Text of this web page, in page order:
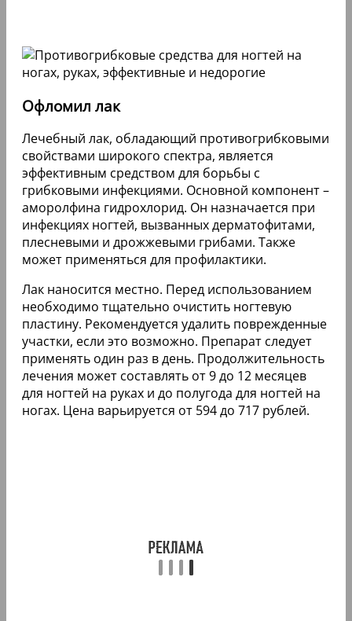
Офломил лак
Лечебный лак, обладающий противогрибковыми
свойствами широкого спектра, является
эффективным средством для борьбы с
грибковыми инфекциями. Основной компонент –
аморолфина гидрохлорид. Он назначается при
инфекциях ногтей, вызванных дерматофитами,
плесневыми и дрожжевыми грибами. Также
может применяться для профилактики.
Лак наносится местно. Перед использованием
необходимо тщательно очистить ногтевую
пластину. Рекомендуется удалить поврежденные
участки, если это возможно. Препарат следует
применять один раз в день. Продолжительность
лечения может составлять от 9 до 12 месяцев
для ногтей на руках и до полугода для ногтей на
ногах. Цена варьируется от 594 до 717 рублей.